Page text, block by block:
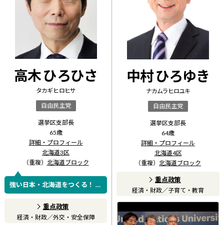
高木 ひろひさ
タカギ ヒロヒサ
自由民主党
選挙区支部長
65歳
詳細・プロフィール
北海道3区
（重複） 北海道ブロック
強い日本・北海道をつくる！ ～
北海道200年戦略～
重点政策
経済・財政／外交・安全保障
中村 ひろゆき
ナカムラ ヒロユキ
自由民主党
選挙区支部長
64歳
詳細・プロフィール
北海道4区
（重複） 北海道ブロック
重点政策
経済・財政／子育て・教育